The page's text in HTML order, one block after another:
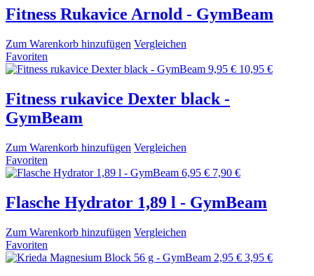
Fitness Rukavice Arnold - GymBeam
Zum Warenkorb hinzufügen Vergleichen
Favoriten
9,95 € 10,95 €
Fitness rukavice Dexter black -
GymBeam
Zum Warenkorb hinzufügen Vergleichen
Favoriten
6,95 € 7,90 €
Flasche Hydrator 1,89 l - GymBeam
Zum Warenkorb hinzufügen Vergleichen
Favoriten
2,95 € 3,95 €